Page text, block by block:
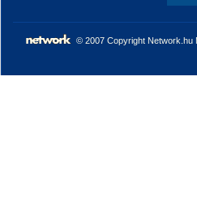
© 2007 Copyright Network.hu